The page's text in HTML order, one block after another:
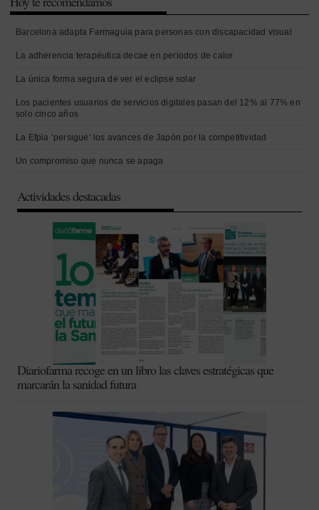
Barcelona adapta Farmaguia para personas con discapacidad visual
La adherencia terapéutica decae en periodos de calor
La única forma segura de ver el eclipse solar
Los pacientes usuarios de servicios digitales pasan del 12% al 77% en
solo cinco años
La Efpia ‘persigue’ los avances de Japón por la competitividad
Un compromiso que nunca se apaga
Actividades destacadas
Diariofarma recoge en un libro las claves estratégicas que
marcarán la sanidad futura